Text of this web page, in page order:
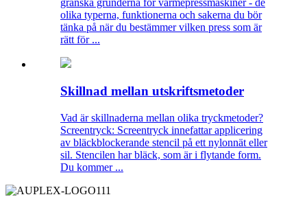
granska grunderna för värmepressmaskiner - de
olika typerna, funktionerna och sakerna du bör
tänka på när du bestämmer vilken press som är
rätt för ...
Skillnad mellan utskriftsmetoder
Vad är skillnaderna mellan olika tryckmetoder?
Screentryck: Screentryck innefattar applicering
av bläckblockerande stencil på ett nylonnät eller
sil. Stencilen har bläck, som är i flytande form.
Du kommer ...